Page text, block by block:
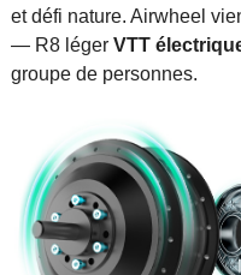
et défi nature. Airwheel
— R8 léger VTT
groupe de personnes.